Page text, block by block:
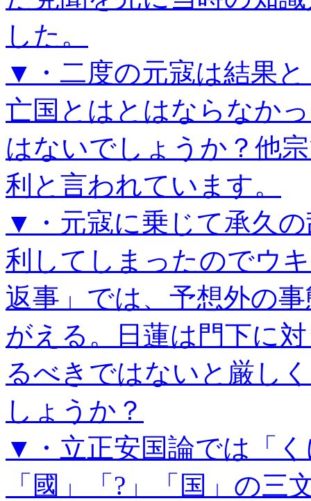
した。
▼・二度の元寇は結果
亡国とはとはならなか
はないでしょうか？他
利と言われています。
▼・元寇に乗じて承久
利してしまったのでウ
返事」では、予想外の
がえる。日蓮は門下に
るべきではないと厳し
しょうか？
▼・立正安国論では「
「國」「?」「国」の